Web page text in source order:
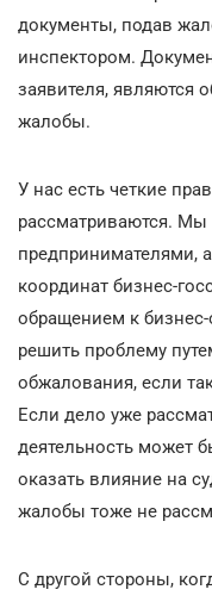
документы, подав
инспектором.
заявителя, являются
жалобы.
У нас есть четкие
рассматриваются.
предпринимателями,
координат бизнес-
обращением к
решить проблему
обжалования, если
Если дело уже
деятельность может
оказать влияние на
жалобы тоже не
С другой стороны,